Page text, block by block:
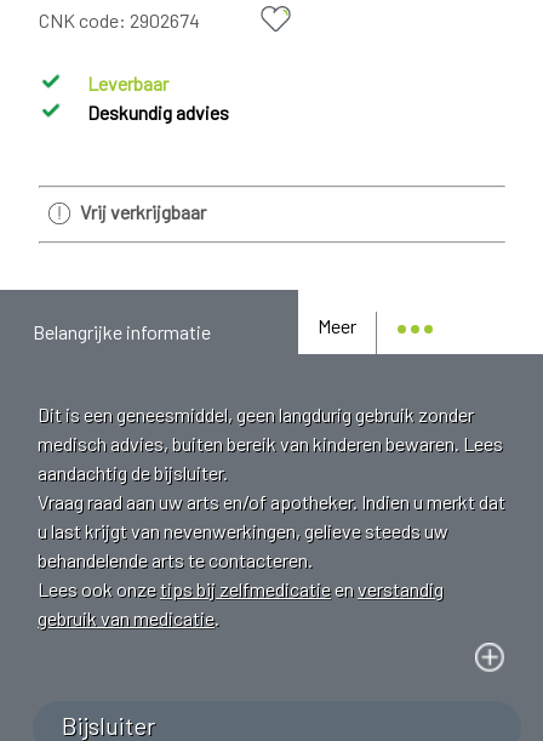
CNK code: 2902674
Leverbaar
Deskundig advies
Vrij verkrijgbaar
Meer
Belangrijke informatie
Dit is een geneesmiddel, geen langdurig gebruik zonder
medisch advies, buiten bereik van kinderen bewaren. Lees
aandachtig de bijsluiter.
Vraag raad aan uw arts en/of apotheker. Indien u merkt dat
u last krijgt van nevenwerkingen, gelieve steeds uw
behandelende arts te contacteren.
Lees ook onzetips bij zelfmedicatieenverstandig
gebruik van medicatie.
Bijsluiter